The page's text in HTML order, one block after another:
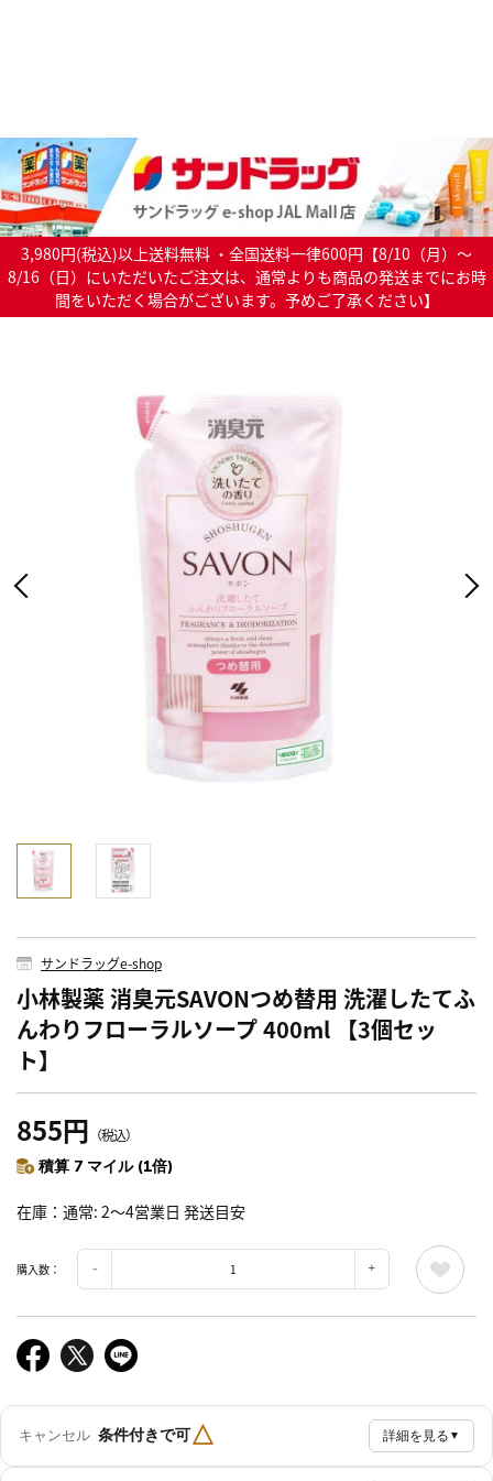
3,980円(税込)以上送料無料 ・全国送料一律600円【8/10（月）～
8/16（日）にいただいたご注文は、通常よりも商品の発送までにお時
間をいただく場合がございます。予めご了承ください】
サンドラッグe-shop
小林製薬 消臭元SAVONつめ替用 洗濯したてふ
んわりフローラルソープ 400ml 【3個セッ
ト】
855円 （税込）
積算 7 マイル (1倍)
在庫 通常: 2～4営業日 発送目安
購入数：
キャンセル 条件付きで可△ 詳細を見る ▼